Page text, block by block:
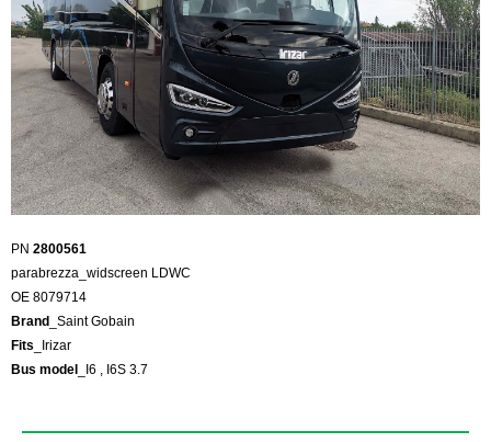
PN 2800561
parabrezza_widscreen LDWC
OE 8079714
Brand
_Saint Gobain
Fits _Irizar
Bus model
_I6 , I6S 3.7